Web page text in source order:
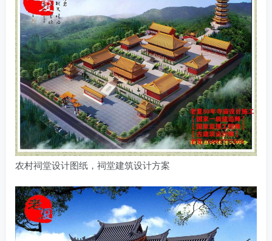
农村祠堂设计图纸，祠堂建筑设计方案